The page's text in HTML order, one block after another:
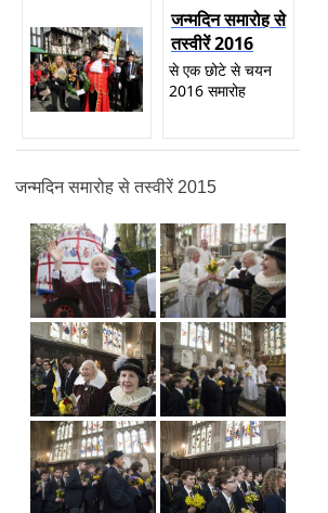
जन्मदिन समारोह से
तस्वीरें 2016
से एक छोटे से चयन
2016 समारोह
जन्मदिन समारोह से तस्वीरें 2015